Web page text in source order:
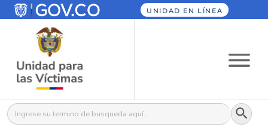
UNIDAD EN LÍNEA
Buscar: Botón